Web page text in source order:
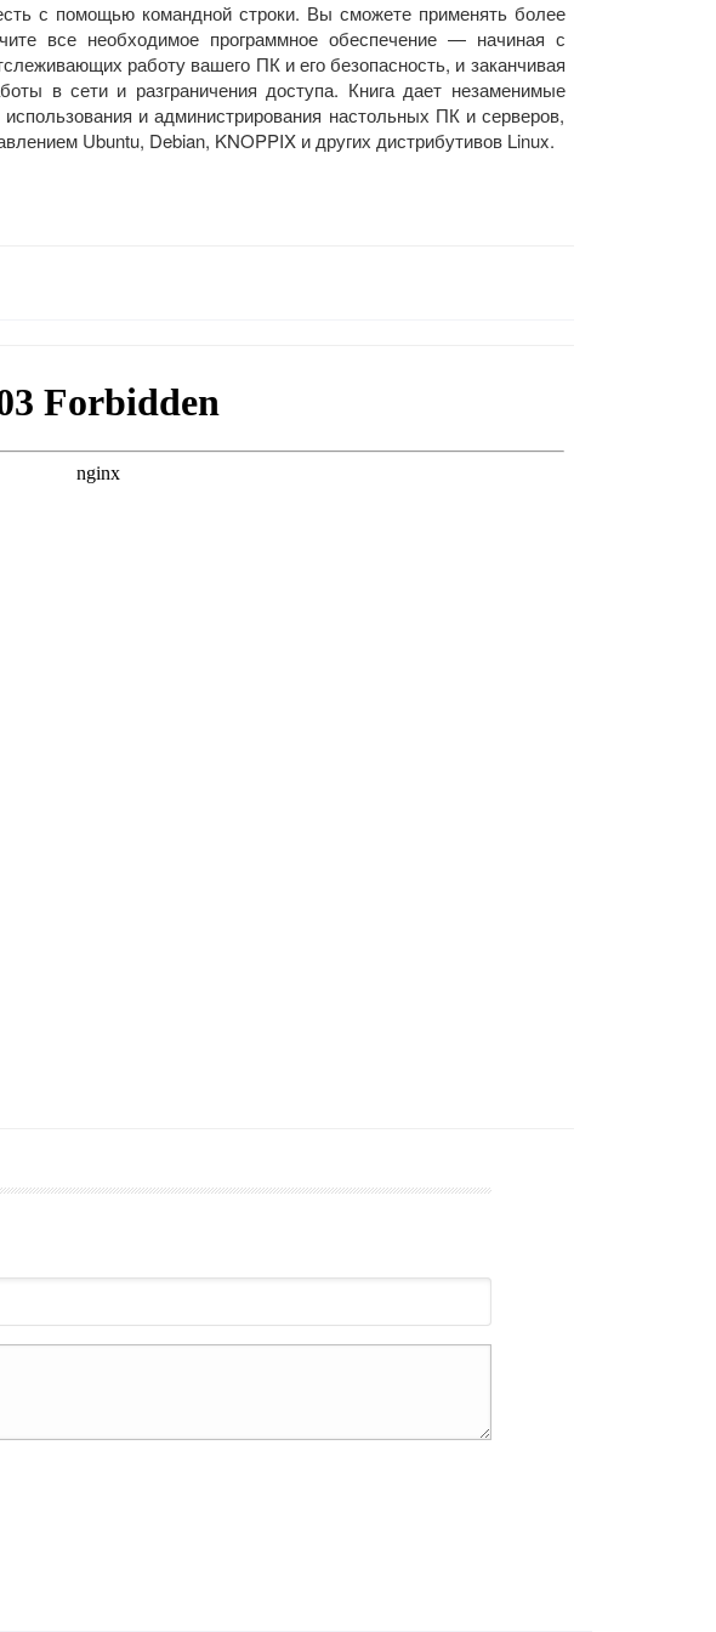
с помощью командной строки. Вы сможете применять более
все необходимое программное обеспечение — начиная с
работу вашего ПК и его безопасность, и заканчивая
в сети и разграничения доступа. Книга дает незаменимые
и администрирования настольных ПК и серверов,
Ubuntu, Debian, KNOPPIX и других дистрибутивов Linux.